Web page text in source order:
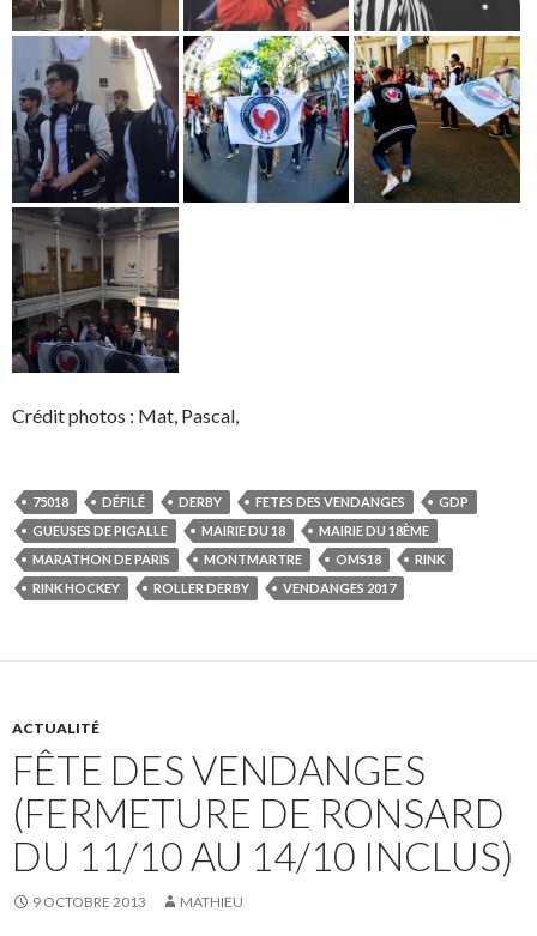
Crédit photos : Mat, Pascal,
75018 DÉFILÉ DERBY FETES DES VENDANGES
GDP
GUEUSES DE PIGALLE
MAIRIE DU 18
MAIRIE DU 18ÈME
MARATHON DE PARIS
MONTMARTRE OMS18
RINK
RINK HOCKEY
ROLLER DERBY VENDANGES 2017
ACTUALITÉ
FÊTE DES VENDANGES
(FERMETURE DE RONSARD
DU 11/10 AU 14/10 INCLUS)
9 OCTOBRE 2013 MATHIEU